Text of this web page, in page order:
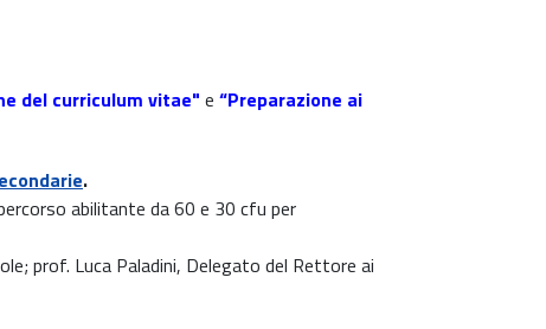
del curriculum vitae" e “Preparazione ai
.
abilitante da 60 e 30 cfu per
prof. Luca Paladini, Delegato del Rettore ai